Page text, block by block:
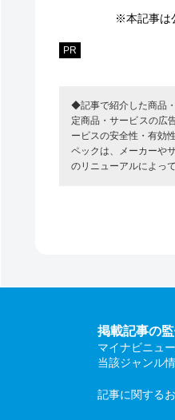
※本記事は
PR
◆記事で紹介した商品
定商品・サービスの広
ービスの安全性・有効
ペックは、メーカーや
のリニューアルによっ
掲載記事の
マイナビニュ
当該ジャンル
記事に関する